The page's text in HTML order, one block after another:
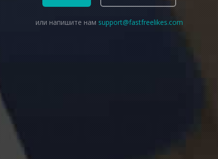
или напишите нам support@fastfreelikes.com